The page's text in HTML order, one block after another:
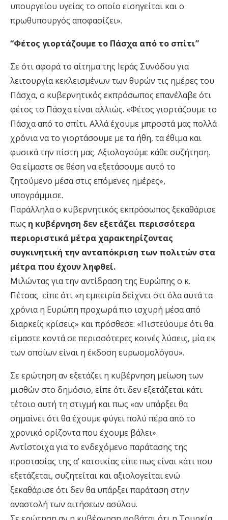
υπουργείου υγείας το οποίο εισηγείται και ο
πρωθυπουργός αποφασίζει».
“Φέτος γιορτάζουμε το Πάσχα από το σπίτι”
Σε ότι αφορά το αίτημα της Ιεράς Συνόδου για
λειτουργία κεκλεισμένων των θυρών τις ημέρες του
Πάσχα, ο κυβερνητικός εκπρόσωπος επανέλαβε ότι
φέτος το Πάσχα είναι αλλιώς. «Φέτος γιορτάζουμε το
Πάσχα από το σπίτι. Αλλά έχουμε μπροστά μας πολλά
χρόνια να το γιορτάσουμε με τα ήθη, τα έθιμα και
φυσικά την πίστη μας. Αξιολογούμε κάθε συζήτηση.
Θα είμαστε σε θέση να εξετάσουμε αυτό το
ζητούμενο μέσα στις επόμενες ημέρες»,
υπογράμμισε.
Παράλληλα ο κυβερνητικός εκπρόσωπος ξεκαθάρισε
πως η κυβέρνηση δεν εξετάζει περισσότερα
περιοριστικά μέτρα χαρακτηρίζοντας
συγκινητική την ανταπόκριση των πολιτών στα
μέτρα που έχουν ληφθεί.
Μιλώντας για την αντίδραση της Ευρώπης ο κ.
Πέτσας είπε ότι «η εμπειρία δείχνει ότι όλα αυτά τα
χρόνια η Ευρώπη προχωρά πιο ισχυρή μέσα από
διαρκείς κρίσεις» και πρόσθεσε: «Πιστεύουμε ότι θα
είμαστε κοντά σε περισσότερες κοινές λύσεις, μία εκ
των οποίων είναι η έκδοση ευρωομολόγου».
Σε ερώτηση αν εξετάζει η κυβέρνηση μείωση των
μισθών στο δημόσιο, είπε ότι δεν εξετάζεται κάτι
τέτοιο αυτή τη στιγμή και πως «αν υπάρξει θα
σημαίνει ότι θα έχουμε φύγει πολύ πέρα από το
χρονικό ορίζοντα που έχουμε βάλει».
Αντίστοιχα για το ενδεχόμενο παράτασης της
προστασίας της α’ κατοικίας είπε πως είναι κάτι που
εξετάζεται, συζητείται και αξιολογείται ενώ
ξεκαθάρισε ότι δεν θα υπάρξει παράταση στην
αναστολή των αιτήσεων ασύλου.